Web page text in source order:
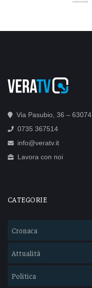
Via Pasubio, 36 –
0735 367514
info@veratv.it
Lavora con noi
CATEGORIE
Cronaca
Attualità
Politica